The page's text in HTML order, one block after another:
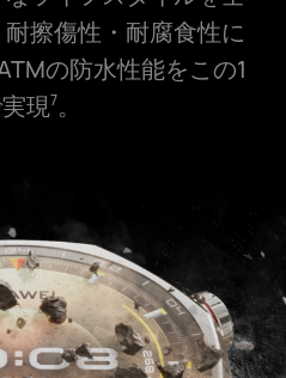
擦傷性・耐腐食性に
の防水性能をこの1
現7。